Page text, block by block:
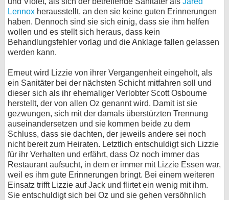
Lennox herausstellt, an den sie keine guten Erinnerungen
haben. Dennoch sind sie sich einig, dass sie ihm helfen
wollen und es stellt sich heraus, dass kein
Behandlungsfehler vorlag und die Anklage fallen gelassen
werden kann.
Erneut wird Lizzie von ihrer Vergangenheit eingeholt, als
ein Sanitäter bei der nächsten Schicht mitfahren soll und
dieser sich als ihr ehemaliger Verlobter Scott Osbourne
herstellt, der von allen Oz genannt wird. Damit ist sie
gezwungen, sich mit der damals überstürzten Trennung
auseinandersetzen und sie kommen beide zu dem
Schluss, dass sie dachten, der jeweils andere sei noch
nicht bereit zum Heiraten. Letztlich entschuldigt sich Lizzie
für ihr Verhalten und erfährt, dass Oz noch immer das
Restaurant aufsucht, in dem er immer mit Lizzie Essen war,
weil es ihm gute Erinnerungen bringt. Bei einem weiteren
Einsatz trifft Lizzie auf Jack und flirtet ein wenig mit ihm.
Sie entschuldigt sich bei Oz und sie gehen versöhnlich